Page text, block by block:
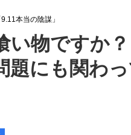
本当の陰謀」
い物ですか
題にも関わ